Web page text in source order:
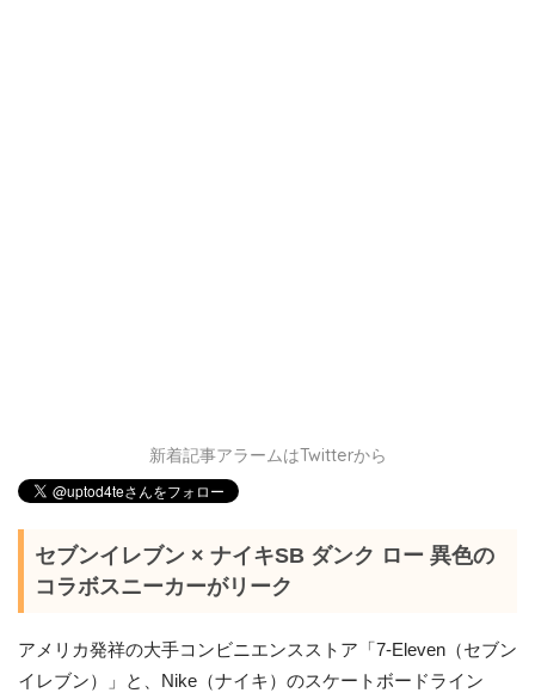
新着記事アラームはTwitterから
セブンイレブン × ナイキSB ダンク ロー 異色の
コラボスニーカーがリーク
アメリカ発祥の大手コンビニエンスストア「7-Eleven（セブン
イレブン）」と、Nike（ナイキ）のスケートボードライン